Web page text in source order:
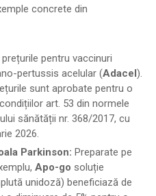
concrete din
pentru vaccinuri
pertussis acelular (Adacel).
sunt aprobate pentru o
art. 53 din normele
sănătății nr. 368/2017, cu
2026.
Parkinson: Preparate pe
Apo-go soluție
unidoză) beneficiază de